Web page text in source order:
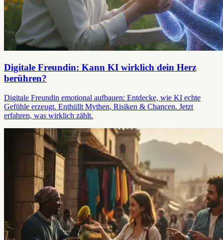
Digitale Freundin: Kann KI wirklich dein Herz
berühren?
Digitale Freundin emotional aufbauen: Entdecke, wie KI echte
Gefühle erzeugt. Enthüllt Mythen, Risiken & Chancen. Jetzt
erfahren, was wirklich zählt.